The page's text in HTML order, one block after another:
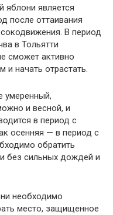
яблони является
после оттаивания
В период
в Тольятти
сможет активно
и начать отрастать.
умеренный,
и весной, и
в период с
осенняя — в период с
обратить
без сильных дождей и
необходимо
место, защищенное